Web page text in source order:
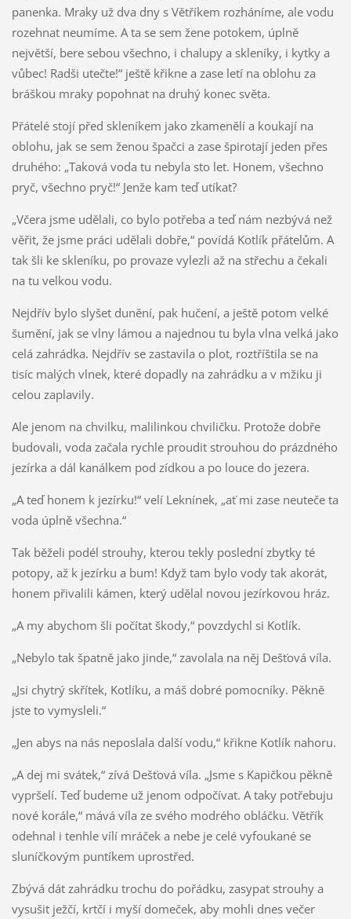
panenka. Mraky už dva dny s Větříkem rozháníme, ale vodu
rozehnat neumíme. A ta se sem žene potokem, úplně
největší, bere sebou všechno, i chalupy a skleníky, i kytky a
vůbec! Radši utečte!“ ještě křikne a zase letí na oblohu za
bráškou mraky popohnat na druhý konec světa.
Přátelé stojí před skleníkem jako zkamenělí a koukají na
oblohu, jak se sem ženou špačci a zase špirotají jeden přes
druhého: „Taková voda tu nebyla sto let. Honem, všechno
pryč, všechno pryč!“ Jenže kam teď utíkat?
„Včera jsme udělali, co bylo potřeba a teď nám nezbývá než
věřit, že jsme práci udělali dobře,“ povídá Kotlík přátelům. A
tak šli ke skleníku, po provaze vylezli až na střechu a čekali
na tu velkou vodu.
Nejdřív bylo slyšet dunění, pak hučení, a ještě potom velké
šumění, jak se vlny lámou a najednou tu byla vlna velká jako
celá zahrádka. Nejdřív se zastavila o plot, roztříštila se na
tisíc malých vlnek, které dopadly na zahrádku a v mžiku ji
celou zaplavily.
Ale jenom na chvilku, malilinkou chviličku. Protože dobře
budovali, voda začala rychle proudit strouhou do prázdného
jezírka a dál kanálkem pod zídkou a po louce do jezera.
„A teď honem k jezírku!“ velí Leknínek, „ať mi zase neuteče ta
voda úplně všechna.“
Tak běželi podél strouhy, kterou tekly poslední zbytky té
potopy, až k jezírku a bum! Když tam bylo vody tak akorát,
honem přivalili kámen, který udělal novou jezírkovou hráz.
„A my abychom šli počítat škody,“ povzdychl si Kotlík.
„Nebylo tak špatně jako jinde,“ zavolala na něj Dešťová víla.
„Jsi chytrý skřítek, Kotlíku, a máš dobré pomocníky. Pěkně
jste to vymysleli.“
„Jen abys na nás neposlala další vodu,“ křikne Kotlík nahoru.
„A dej mi svátek,“ zívá Dešťová víla. „Jsme s Kapičkou pěkně
vypršelí. Teď budeme už jenom odpočívat. A taky potřebuju
nové korále,“ mává víla ze svého modrého obláčku. Větřík
odehnal i tenhle vílí mráček a nebe je celé vyfoukané se
sluníčkovým puntíkem uprostřed.
Zbývá dát zahrádku trochu do pořádku, zasypat strouhy a
vysušit ježčí, krtčí i myší domeček, aby mohli dnes večer